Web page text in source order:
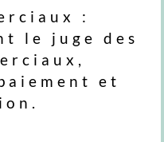
:
le juge des
et